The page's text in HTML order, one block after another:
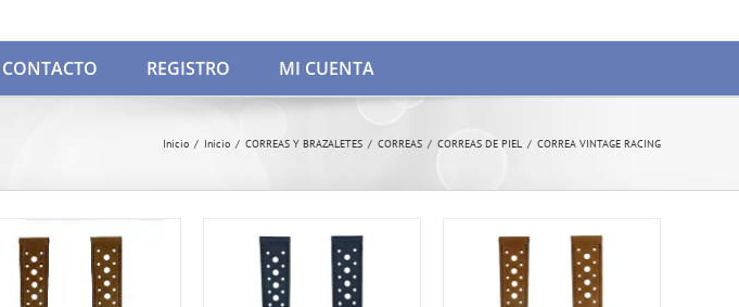
CONTACTO REGISTRO MI CUENTA
Inicio / Inicio / CORREAS Y BRAZALETES / CORREAS / CORREAS DE PIEL / CORREA VINTAGE RACING